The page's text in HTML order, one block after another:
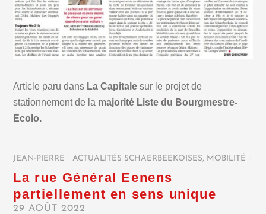
Article paru dans La Capitale sur le projet de
stationnement de la majorité Liste du Bourgmestre-
Ecolo.
JEAN-PIERRE ACTUALITÉS SCHAERBEEKOISES, MOBILITÉ
La rue Général Eenens
partiellement en sens unique
29 AOÛT 2022